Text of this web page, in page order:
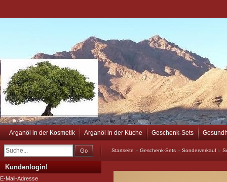
Arganöl in der Kosmetik Arganöl in der Küche Geschenk-Sets
Go Startseite » Geschenk-Sets » Sonderverkauf »
Kundenlogin!
E-Mail-Adresse